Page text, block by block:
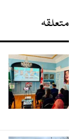
متعلقہ